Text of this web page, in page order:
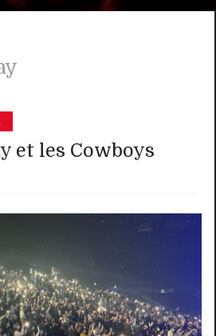
et les Cowboys